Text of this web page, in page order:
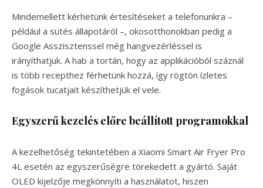
Mindemellett kérhetünk értesítéseket a telefonunkra –
például a sütés állapotáról –, okosotthonokban pedig a
Google Asszisztenssel még hangvezérléssel is
irányíthatjuk. A hab a tortán, hogy az applikációból száznál
is több recepthez férhetünk hozzá, így rögtön ízletes
fogások tucatjait készíthetjük el vele.
Egyszerű kezelés előre beállított programokkal
A kezelhetőség tekintetében a Xiaomi Smart Air Fryer Pro
4L esetén az egyszerűségre törekedett a gyártó. Saját
OLED kijelzője megkönnyíti a használatot, hiszen